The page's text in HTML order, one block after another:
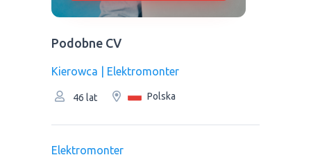
Podobne CV
Kierowca | Elektromonter
46 lat Polska
Elektromonter